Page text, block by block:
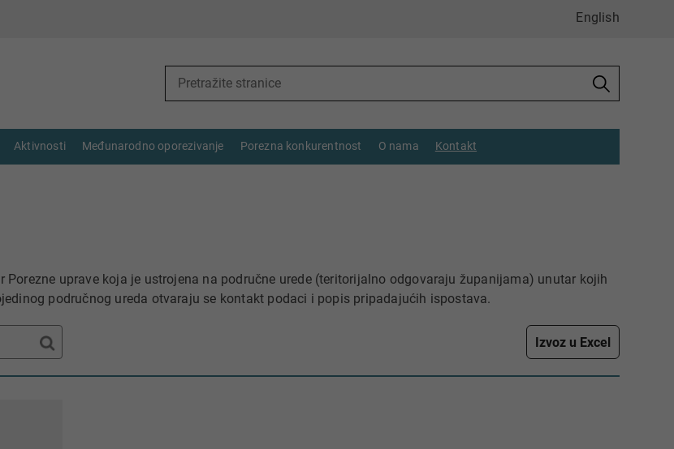
English
Aktivnosti Međunarodno oporezivanje Porezna konkurentnost O nama Kontakt
Porezne uprave koja je ustrojena na područne urede (teritorijalno odgovaraju županijama) unutar kojih
područnog ureda otvaraju se kontakt podaci i popis pripadajućih ispostava.